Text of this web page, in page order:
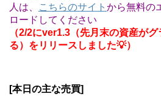
人は、
こちらのサイト から無料の
ロードしてください
（2/2にver1.3（先月末の資産が
る）をリリースしました💡）
[本日の主な売買]